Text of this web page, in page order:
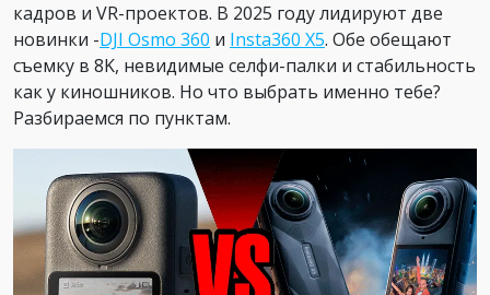
кадров и VR-проектов. В 2025 году лидируют две
новинки -DJI Osmo 360 и Insta360 X5. Обе обещают
съемку в 8K, невидимые селфи-палки и стабильность
как у киношников. Но что выбрать именно тебе?
Разбираемся по пунктам.